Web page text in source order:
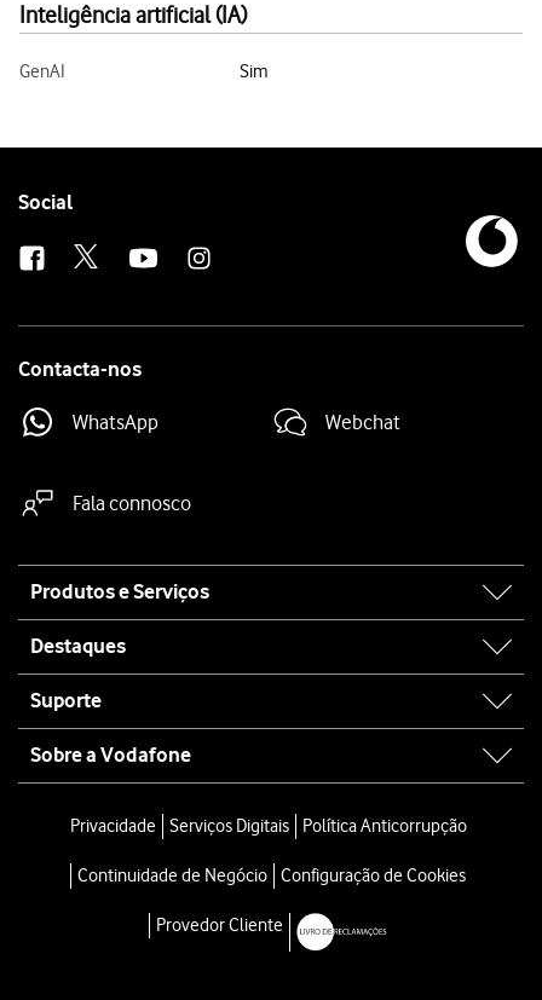
Inteligência artificial (IA)
GenAI Sim
Follow
Social
Contacta-nos
WhatsApp Webchat
Fala connosco
map
Produtos e Serviços
Destaques
Suporte
Sobre a Vodafone
Privacidade Serviços Digitais Política Anticorrupção
Continuidade de Negócio Configuração de Cookies
Provedor Cliente